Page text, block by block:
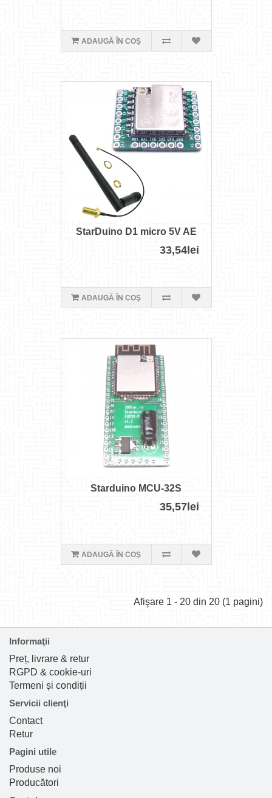
ADAUGĂ ÎN COŞ
StarDuino D1 micro 5V AE
33,54lei
ADAUGĂ ÎN COŞ
Starduino MCU-32S
35,57lei
ADAUGĂ ÎN COŞ
Afişare 1 - 20 din 20 (1 pagini)
Informaţii
Preț, livrare & retur
RGPD & cookie-uri
Termeni și condiții
Servicii clienţi
Contact
Retur
Pagini utile
Produse noi
Producători